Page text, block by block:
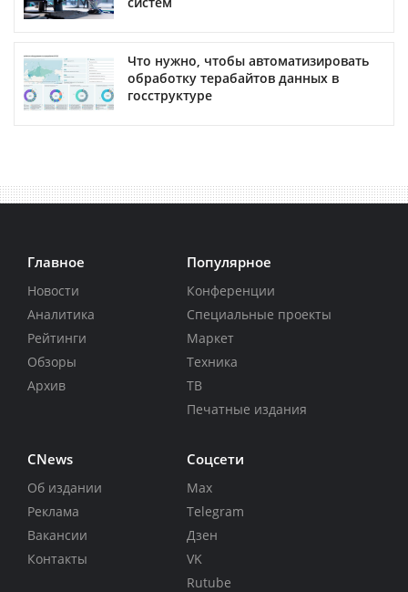
Что нужно, чтобы автоматизировать
обработку терабайтов данных в
госструктуре
Главное
Новости
Аналитика
Рейтинги
Обзоры
Архив
Популярное
Конференции
Специальные проекты
Маркет
Техника
ТВ
Печатные издания
CNews
Об издании
Реклама
Вакансии
Контакты
Соцсети
Max
Telegram
Дзен
VK
Rutube